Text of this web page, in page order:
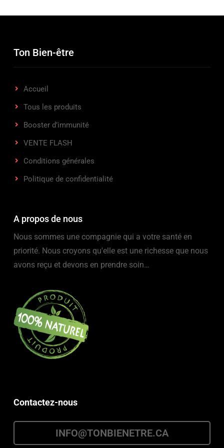
Ton Bien-être
Accueil
Tous les produits
Booster d’immunité
VENTE FLASH
Conditions générales
Politique de confidentialité
A propos de nous
Nous sommes une compagnie qui a votre santé en
priorité. Nous croyons qu'elle est une richesse que nous
avons reçu et devons en prendre soin…
Contactez-nous
INFO@TONBIENETRE.CA